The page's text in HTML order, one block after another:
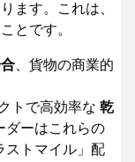
ます。これは、
とです。
、貨物の商業的
トで高効率な 乾
ダーはこれらの
ストマイル」配